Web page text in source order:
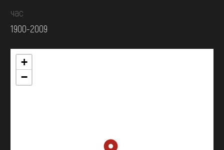
час
1900-2009
+
−